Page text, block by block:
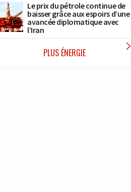
Le prix du pétrole continue de
baisser grâce aux espoirs d’une
avancée diplomatique avec
l’Iran
PLUS ÉNERGIE 